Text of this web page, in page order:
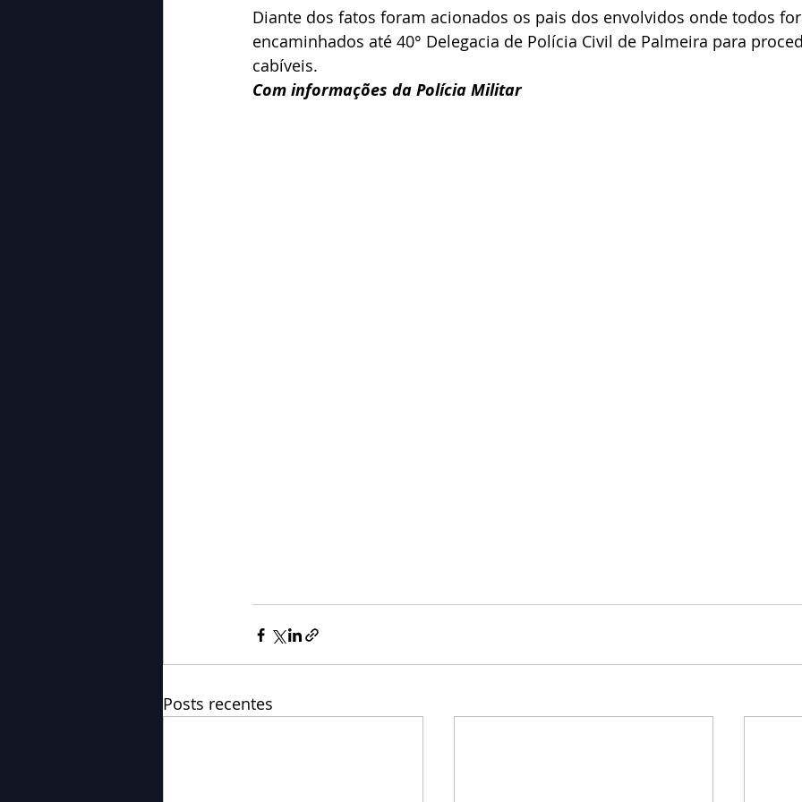
Diante dos fatos foram acionados os pais dos envolvidos onde todos
encaminhados até 40° Delegacia de Polícia Civil de Palmeira para
cabíveis.
Com informações da Polícia Militar
Posts recentes